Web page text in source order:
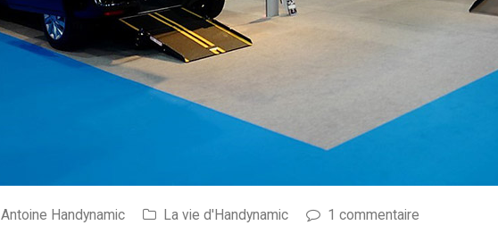
Antoine Handynamic La vie d'Handynamic 1 commentaire